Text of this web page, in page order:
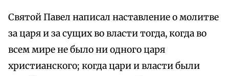
Святой Павел написал наставление о молитве
за царя и за сущих во власти тогда, когда во
всем мире не было ни одного царя
христианского; когда цари и власти были